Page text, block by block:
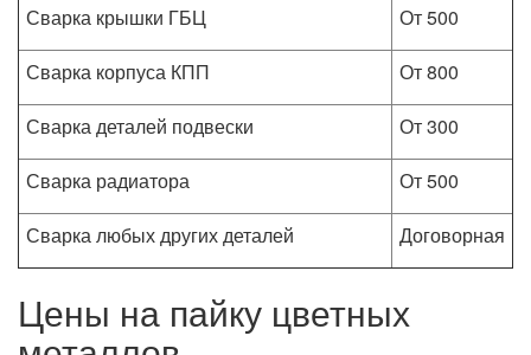
Сварка крышки ГБЦ
От 500
Сварка корпуса КПП
От 800
Сварка деталей подвески
От 300
Сварка радиатора
От 500
Сварка любых других деталей
Договорная
Цены на пайку цветных